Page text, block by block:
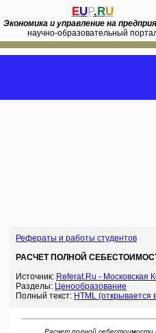
EUP.RU
Экономика и управление на
научно-образовательный
Рефераты и работы студентов
РАСЧЕТ ПОЛНОЙ
Источник: Referat.Ru - Московская
Разделы: Ценообразование
Полный текст: HTML (открывается
Расчет полной себестоимости